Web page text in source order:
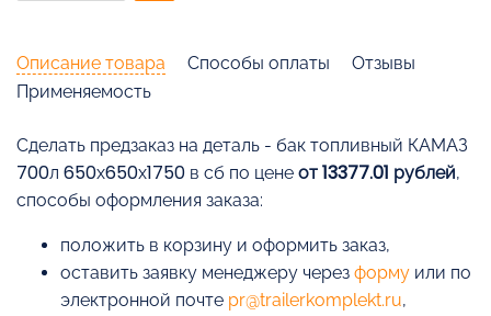
Описание товара Способы оплаты
Отзывы
Применяемость
Cделать предзаказ на деталь - бак топливный КАМАЗ
700л 650х650х1750 в сб по цене от 13377.01 рублей,
способы оформления заказа:
положить в корзину и оформить заказ,
оставить заявку менеджеру через форму или по
электронной почте pr@trailerkomplekt.ru,